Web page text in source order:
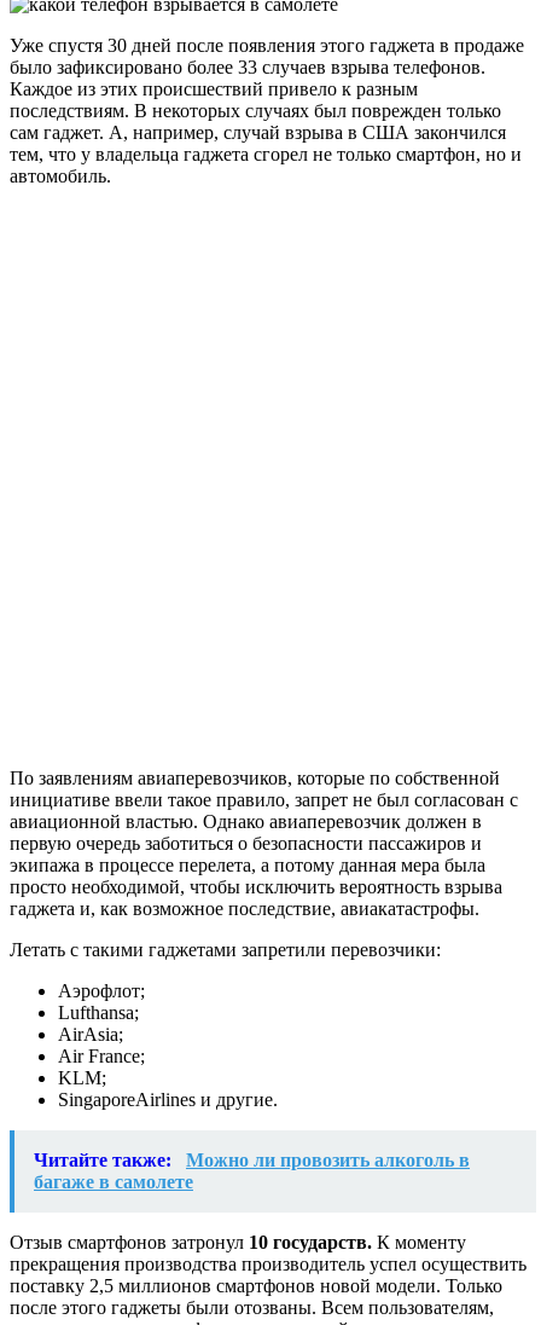
Уже спустя 30 дней после появления этого гаджета в продаже
было зафиксировано более 33 случаев взрыва телефонов.
Каждое из этих происшествий привело к разным
последствиям. В некоторых случаях был поврежден только
сам гаджет. А, например, случай взрыва в США закончился
тем, что у владельца гаджета сгорел не только смартфон, но и
автомобиль.
По заявлениям авиаперевозчиков, которые по собственной
инициативе ввели такое правило, запрет не был согласован с
авиационной властью. Однако авиаперевозчик должен в
первую очередь заботиться о безопасности пассажиров и
экипажа в процессе перелета, а потому данная мера была
просто необходимой, чтобы исключить вероятность взрыва
гаджета и, как возможное последствие, авиакатастрофы.
Летать с такими гаджетами запретили перевозчики:
Аэрофлот;
Lufthansa;
AirAsia;
Air France;
KLM;
SingaporeAirlines и другие.
Читайте также:
Можно ли провозить алкоголь в
багаже в самолете
Отзыв смартфонов затронул 10 государств. К моменту
прекращения производства производитель успел осуществить
поставку 2,5 миллионов смартфонов новой модели. Только
после этого гаджеты были отозваны. Всем пользователям,